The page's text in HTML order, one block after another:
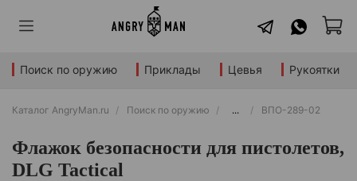
Поиск по оружию Приклады Цевья Рукоятки
Каталог AngryMan.ru Поиск по оружию ... ВПО-289-02
Флажок безопасности для пистолетов,
DLG Tactical